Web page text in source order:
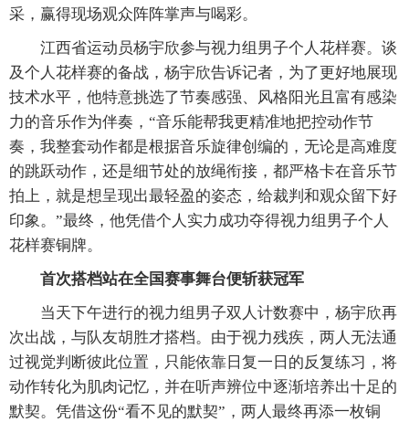
采，赢得现场观众阵阵掌声与喝彩。
江西省运动员杨宇欣参与视力组男子个人花样赛。谈
及个人花样赛的备战，杨宇欣告诉记者，为了更好地展现
技术水平，他特意挑选了节奏感强、风格阳光且富有感染
力的音乐作为伴奏，“音乐能帮我更精准地把控动作节
奏，我整套动作都是根据音乐旋律创编的，无论是高难度
的跳跃动作，还是细节处的放绳衔接，都严格卡在音乐节
拍上，就是想呈现出最轻盈的姿态，给裁判和观众留下好
印象。”最终，他凭借个人实力成功夺得视力组男子个人
花样赛铜牌。
首次搭档站在全国赛事舞台便斩获冠军
当天下午进行的视力组男子双人计数赛中，杨宇欣再
次出战，与队友胡胜才搭档。由于视力残疾，两人无法通
过视觉判断彼此位置，只能依靠日复一日的反复练习，将
动作转化为肌肉记忆，并在听声辨位中逐渐培养出十足的
默契。凭借这份“看不见的默契”，两人最终再添一枚铜